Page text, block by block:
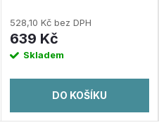
528,10 Kč bez DPH
639 Kč
Skladem
DO KOŠÍKU